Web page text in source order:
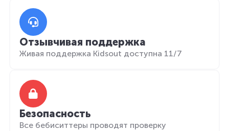
Отзывчивая поддержка
Живая поддержка Kidsout доступна 11/7
Безопасность
Все бебиситтеры проводят проверку